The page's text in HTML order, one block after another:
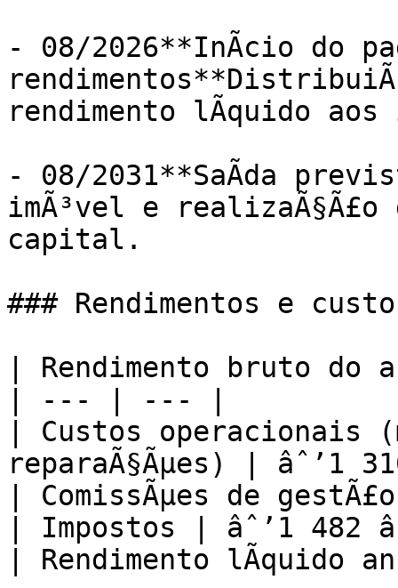
- 08/2026**InÃ­cio do
rendimento lÃ­quido
- 08/2031**SaÃ­da
imÃ³vel e realizaÃ§Ã£o
capital.
### Rendimentos e
| Rendimento bruto do
| --- | --- |
| Custos operacionais
reparaÃ§Ãµes) | âˆ’1
| ComissÃµes de
| Impostos | âˆ’1 482
| Rendimento lÃ­quido